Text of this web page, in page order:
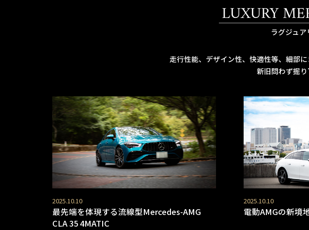
LUXURY
ラグジュ
走行性能、デザイン性、快適性等、細部
新旧問わず掘り
2025.10.10
最先端を体現する流線型Mercedes-AMG
CLA 35 4MATIC
2025.10.10
電動AMGの新境